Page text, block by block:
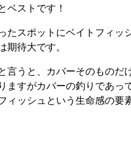
ベストです！
たスポットにベイトフィッ
期待大です。
言うと、カバーそのものだ
ますがカバーの釣りであっ
ィッシュという生命感の要